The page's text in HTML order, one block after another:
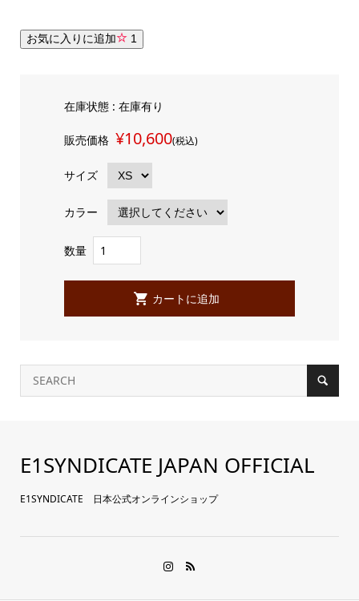
お気に入りに追加 1
在庫状態 : 在庫有り
販売価格 ¥10,600(税込)
サイズ
カラー
数量
E1SYNDICATE JAPAN OFFICIAL
E1SYNDICATE 日本公式オンラインショップ